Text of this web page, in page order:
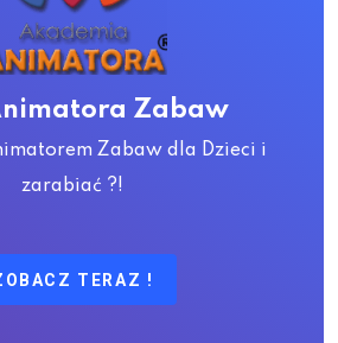
Zabaw
Zabaw dla Dzieci i
zarabiać ?!
TERAZ !